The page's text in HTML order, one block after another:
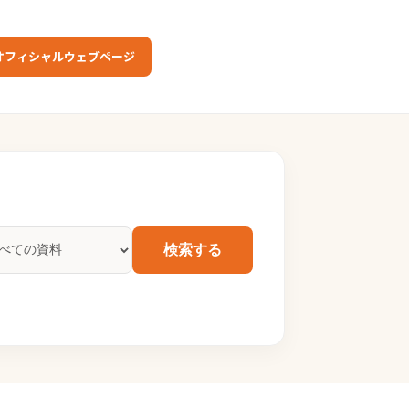
フィシャルウェブページ
検索する